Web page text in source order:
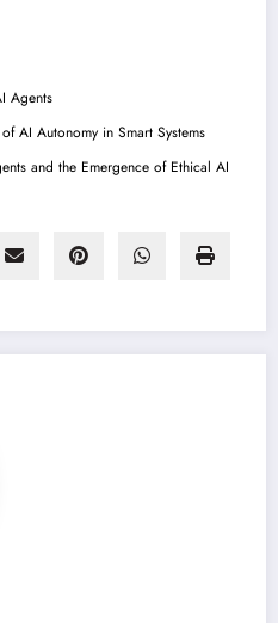
Agents
AI Autonomy in Smart Systems
and the Emergence of Ethical AI